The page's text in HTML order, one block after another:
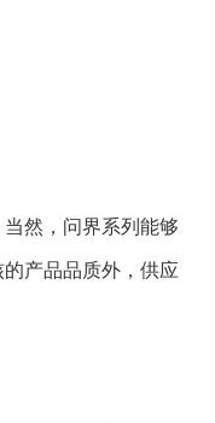
然，问界系列能够
产品品质外，供应